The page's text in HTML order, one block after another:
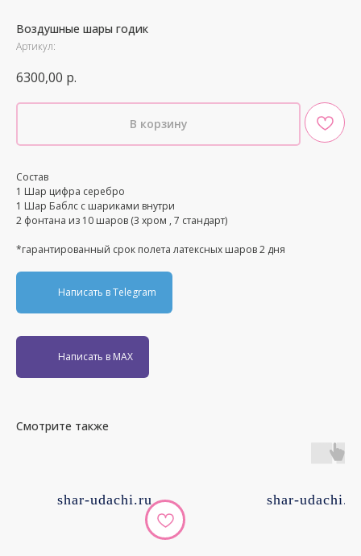
Воздушные шары годик
Артикул:
6300,00 р.
В корзину
Состав
1 Шар цифра серебро
1 Шар Баблс с шариками внутри
2 фонтана из 10 шаров (3 хром , 7 стандарт)
*гарантированный срок полета латексных шаров 2 дня
Написать в Telegram
Написать в MAX
Смотрите также
shar-udachi.ru shar-udachi.ru